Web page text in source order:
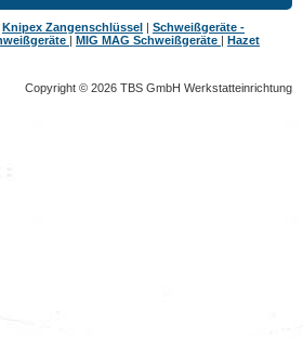
Knipex Zangenschlüssel | Schweißgeräte -
| MIG MAG Schweißgeräte | Hazet
Copyright © 2026 TBS GmbH Werkstatteinrichtung